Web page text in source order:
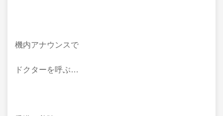
機内アナウンスで
ドクターを呼ぶ…